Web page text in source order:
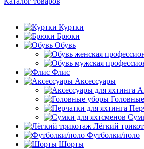
Куртки
Брюки
Обувь
Флис
Аксессуары
Лёгкий
Футболки/поло
Шорты